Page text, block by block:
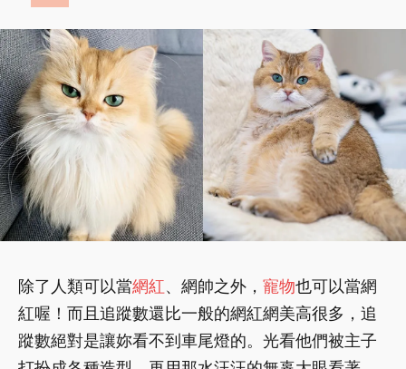
除了人類可以當網紅、網帥之外， 寵物也可以當網
紅喔！而且追蹤數還比一般的網紅網美高很多，追
蹤數絕對是讓妳看不到車尾燈的。光看他們被主子